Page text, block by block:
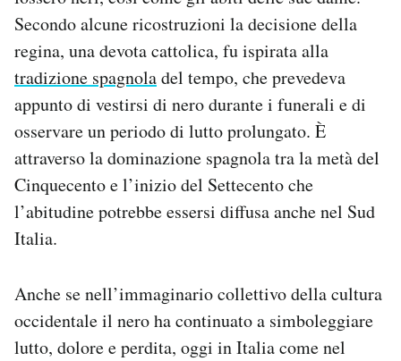
Secondo alcune ricostruzioni la decisione della
regina, una devota cattolica, fu ispirata alla
tradizione spagnoladel tempo, che prevedeva
appunto di vestirsi di nero durante i funerali e di
osservare un periodo di lutto prolungato. È
attraverso la dominazione spagnola tra la metà del
Cinquecento e l’inizio del Settecento che
l’abitudine potrebbe essersi diffusa anche nel Sud
Italia.
Anche se nell’immaginario collettivo della cultura
occidentale il nero ha continuato a simboleggiare
lutto, dolore e perdita, oggi in Italia come nel